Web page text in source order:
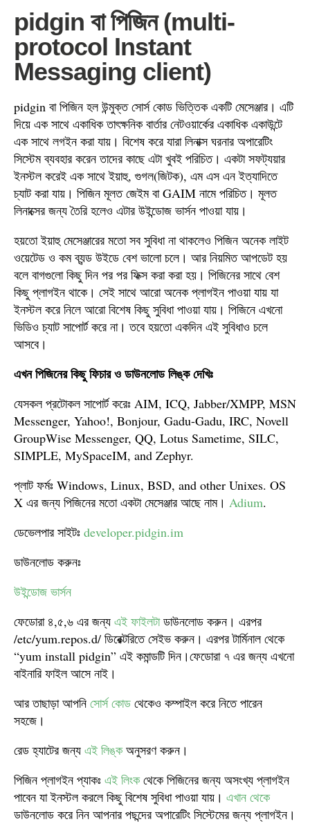
pidgin বা পিজিন (multi-
protocol Instant
Messaging client)
pidgin বা পিজিন হল উন্মুক্ত সোর্স কোড ভিত্তিক একটি মেসেঞ্জার। এটি
দিয়ে এক সাথে একাধিক তাৎক্ষনিক বার্তার নেটওয়ার্কের একাধিক একাউন্টে
এক সাথে লগইন করা যায়। বিশেষ করে যারা লিনাক্স ঘরনার অপারেটিং
সিস্টেম ব্যবহার করেন তাদের কাছে এটা খুবই পরিচিত। একটা সফট্যয়ার
ইনস্টল করেই এক সাথে ইয়াহু, গুগল(জিটক), এম এস এন ইত্যাদিতে
চ্যাট করা যায়। পিজিন মূলত জেইম বা GAIM নামে পরিচিত। মূলত
লিনাক্সের জন্য তৈরি হলেও এটার উইন্ডোজ ভার্সন পাওয়া যায়।
হয়তো ইয়াহু মেসেঞ্জারের মতো সব সুবিধা না থাকলেও পিজিন অনেক লাইট
ওয়েটেড ও কম ব্যন্ড উইডে বেশ ভালো চলে। আর নিয়মিত আপডেট হয়
বলে বাগগুলো কিছু দিন পর পর ফিক্স করা করা হয়। পিজিনের সাথে বেশ
কিছু প্লাগইন থাকে। সেই সাথে আরো অনেক প্লাগইন পাওয়া যায় যা
ইনস্টল করে নিলে আরো বিশেষ কিছু সুবিধা পাওয়া যায়। পিজিনে এখনো
ভিডিও চ্যাট সাপোর্ট করে না। তবে হয়তো একদিন এই সুবিধাও চলে
আসবে।
এখন পিজিনের কিছু ফিচার ও ডাউনলোড লিঙ্ক দেখিঃ
যেসকল প্রটোকল সাপোর্ট করেঃ AIM, ICQ, Jabber/XMPP, MSN
Messenger, Yahoo!, Bonjour, Gadu-Gadu, IRC, Novell
GroupWise Messenger, QQ, Lotus Sametime, SILC,
SIMPLE, MySpaceIM, and Zephyr.
প্লাট ফর্মঃ Windows, Linux, BSD, and other Unixes. OS
X এর জন্য পিজিনের মতো একটা মেসেঞ্জার আছে নাম। Adium.
ডেভেলপার সাইটঃ developer.pidgin.im
ডাউনলোড করুনঃ
উইন্ডোজ ভার্সন
ফেডোরা ৪,৫,৬ এর জন্য এই ফাইলটাডাউনলোড করুন। এরপর
/etc/yum.repos.d/ ডিরেক্টরিতে সেইভ করুন। এরপর টার্মিনাল থেকে
“yum install pidgin” এই কমান্ডটি দিন।ফেডোরা ৭ এর জন্য এখনো
বাইনারি ফাইল আসে নাই।
আর তাছাড়া আপনি সোর্স কোড থেকেও কম্পাইল করে নিতে পারেন
সহজে।
রেড হ্যাটের জন্য এই লিঙ্কঅনুসরণ করুন।
পিজিন প্লাগইন প্যাকঃ এই লিংকথেকে পিজিনের জন্য অসংখ্য প্লাগইন
পাবেন যা ইনস্টল করলে কিছু বিশেষ সুবিধা পাওয়া যায়। এখান থেকে
ডাউনলোড করে নিন আপনার পছন্দের অপারেটিং সিস্টেমের জন্য প্লাগইন।